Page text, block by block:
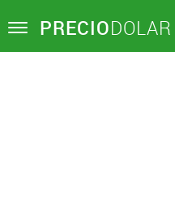
Toggle PRECIODOLAR